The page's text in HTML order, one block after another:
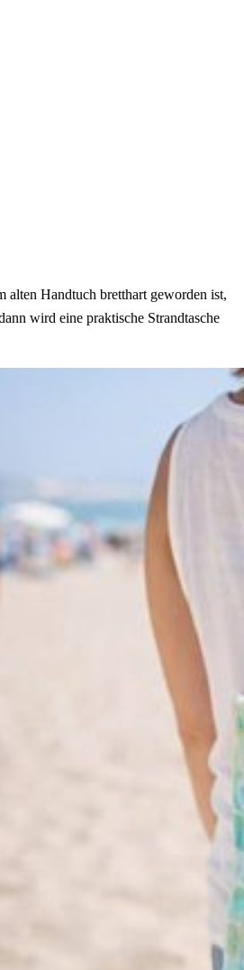
alten Handtuch bretthart geworden ist,
wird eine praktische Strandtasche